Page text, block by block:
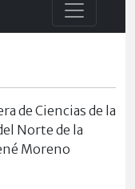
de Ciencias de la
Norte de la
Moreno